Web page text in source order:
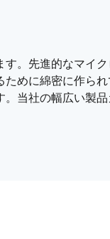
。先進的なマイ
めに綿密に作ら
当社の幅広い製